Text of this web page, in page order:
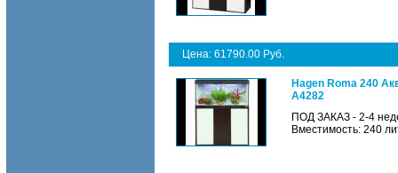
Цена: 61790.00 Руб.
Hagen Roma 240
A4282
ПОД ЗАКАЗ - 2-4
Вместимость: 240